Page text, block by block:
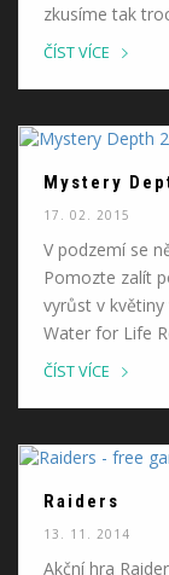
zkusíme tak
ČÍST VÍCE
Mystery
17. 02. 2015
V podzemí se
Pomozte zalít
vyrůst v
Water for Life
ČÍST VÍCE
Raiders
13. 11. 2014
Akční hra